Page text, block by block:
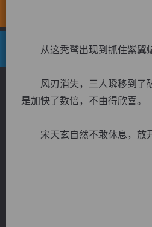
从这秃鹫出现到抓住紫翼蝙
风刃消失，三人瞬移到了破
是加快了数倍，不由得欣喜。
宋天玄自然不敢休息，放